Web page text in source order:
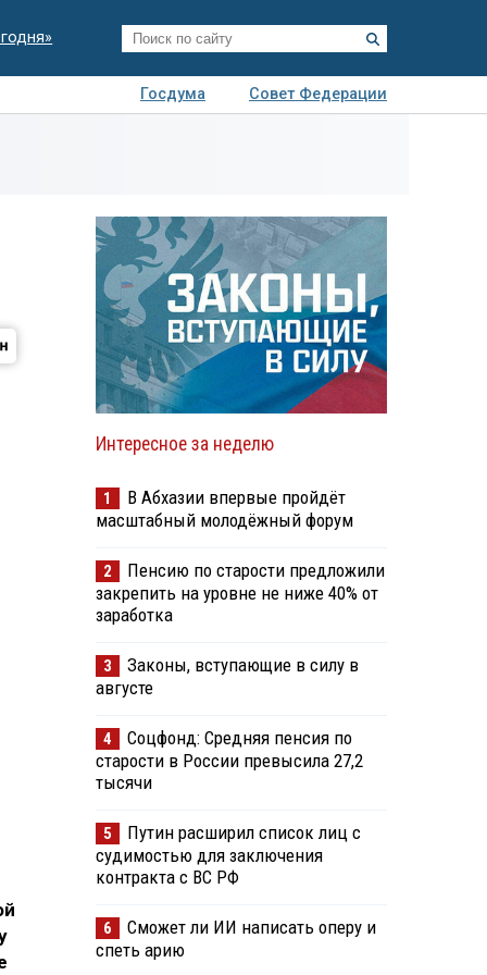
Госдума
Совет Федерации
Интересное за неделю
1
В Абхазии впервые пройдёт
масштабный молодёжный форум
2
Пенсию по старости предложили
закрепить на уровне не ниже 40% от
заработка
3
Законы, вступающие в силу в
августе
4
Соцфонд: Средняя пенсия по
старости в России превысила 27,2
тысячи
5
Путин расширил список лиц с
судимостью для заключения
контракта с ВС РФ
6
Сможет ли ИИ написать оперу и
спеть арию